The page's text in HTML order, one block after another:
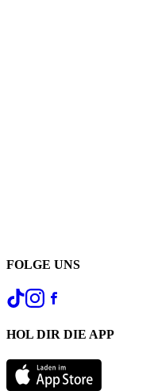
FOLGE UNS
HOL DIR DIE APP